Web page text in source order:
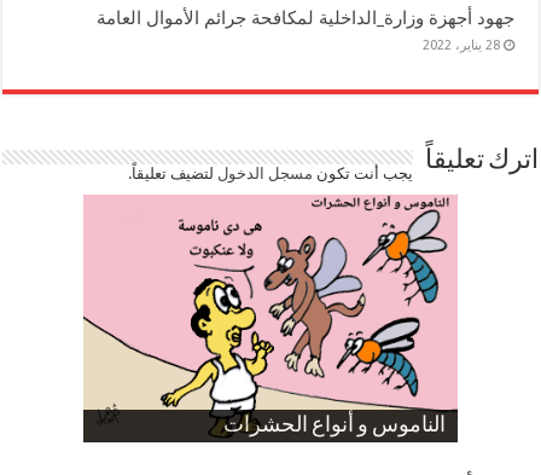
جهود أجهزة وزارة_الداخلية لمكافحة جرائم الأموال العامة
28 يناير، 2022
اترك تعليقاً يجب أنت تكون مسجل الدخوللتضيف تعليقاً.
الناموس و أنواع الحشرات
الموظفين بعد ارتفاع الأسعار
ارتفاع نسبة الطلاق في مصر
صورة كاركاتيرية
صورة كاركاتيرية